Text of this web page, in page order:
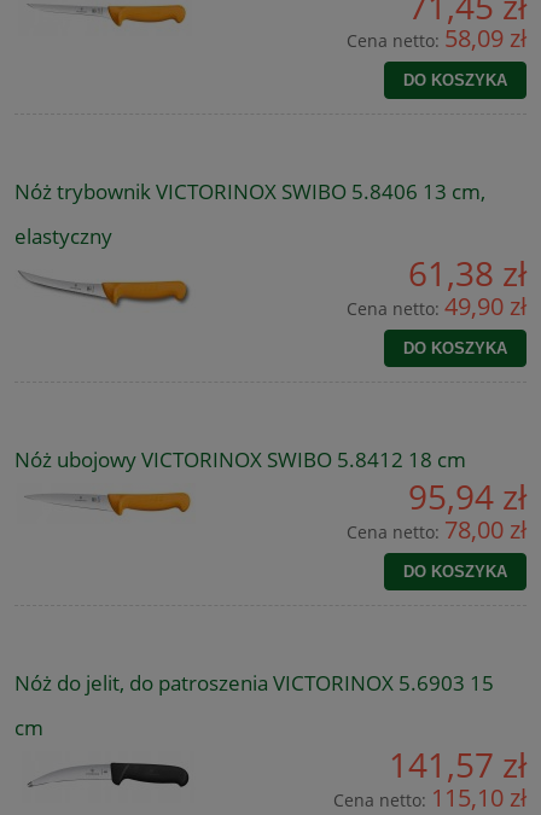
Cena netto: 58,09 zł
DO KOSZYKA
Nóż trybownik VICTORINOX SWIBO 5.8406 13 cm,
elastyczny
61,38 zł
Cena netto: 49,90 zł
DO KOSZYKA
Nóż ubojowy VICTORINOX SWIBO 5.8412 18 cm
95,94 zł
Cena netto: 78,00 zł
DO KOSZYKA
Nóż do jelit, do patroszenia VICTORINOX 5.6903 15
cm
141,57 zł
Cena netto: 115,10 zł